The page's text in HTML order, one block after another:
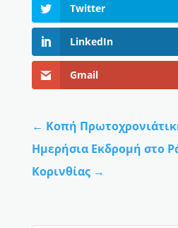
Twitter
LinkedIn
Gmail
← Κοπή
Ημερήσια Εκδρομή στο
Κορινθίας→